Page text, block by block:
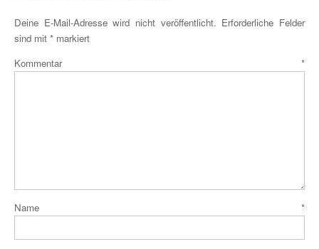
Deine E-Mail-Adresse wird nicht veröffentlicht. Erforderliche Felder
sind mit * markiert
Kommentar *
Name *